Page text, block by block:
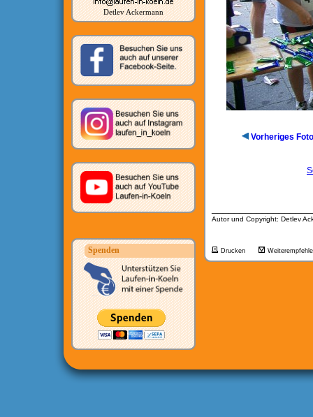
Detlev Ackermann
Spenden
Vorheriges Foto
Autor und Copyright: Detlev
Drucken